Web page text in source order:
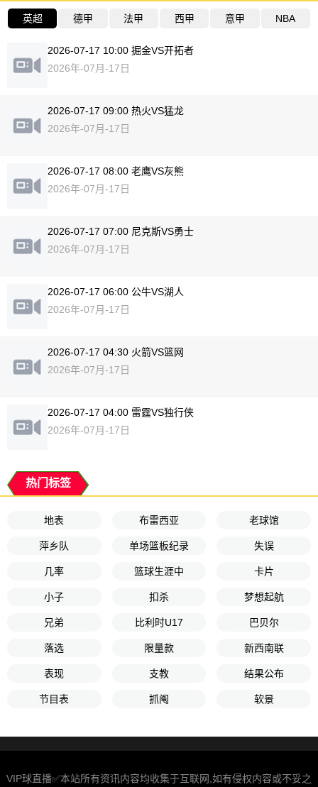
英超 德甲 法甲 西甲 意甲 NBA
2026-07-17 10:00 掘金VS开拓者
2026年-07月-17日
2026-07-17 09:00 热火VS猛龙
2026年-07月-17日
2026-07-17 08:00 老鹰VS灰熊
2026年-07月-17日
2026-07-17 07:00 尼克斯VS勇士
2026年-07月-17日
2026-07-17 06:00 公牛VS湖人
2026年-07月-17日
2026-07-17 04:30 火箭VS篮网
2026年-07月-17日
2026-07-17 04:00 雷霆VS独行侠
2026年-07月-17日
热门标签
地表 布雷西亚 老球馆
萍乡队 单场篮板纪录 失误
几率 篮球生涯中 卡片
小子 扣杀 梦想起航
兄弟 比利时U17 巴贝尔
落选 限量款 新西南联
表现 支教 结果公布
节目表 抓阄 软景
VIP球直播✅本站所有资讯内容均收集于互联网,如有侵权内容或不妥之